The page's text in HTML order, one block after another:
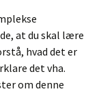
at du skal lære
hvad det er
det vha.
om denne